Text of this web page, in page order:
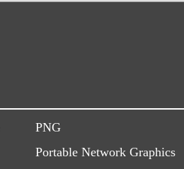
PNG
Portable Network Graphics